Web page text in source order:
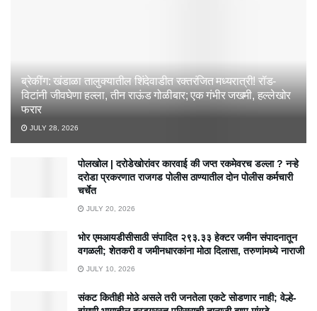
ब्रेकींग: खंडाळा तालुक्यातील शिंदेवाडीत रक्तरंजित मध्यरात्री! रॉड-
विटांनी जीवघेणा हल्ला, तीन राऊंड गोळीबार; एक गंभीर जखमी, हल्लेखोर
फरार
JULY 28, 2026
पोलखोल | दरोडेखोरांवर कारवाई की जप्त रकमेवरच डल्ला ? नऱ्हे
दरोडा प्रकरणात राजगड पोलीस ठाण्यातील दोन पोलीस कर्मचारी
चर्चेत
JULY 20, 2026
भोर एमआयडीसीसाठी संपादित २९३.३३ हेक्टर जमीन संपादनातून
वगळली; शेतकरी व जमीनधारकांना मोठा दिलासा, तरुणांमध्ये नाराजी
JULY 10, 2026
संकट कितीही मोठे असले तरी जनतेला एकटे सोडणार नाही; वेल्हे-